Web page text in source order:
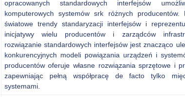
opracowanych standardowych interfejsów
komputerowych systemów srk różnych
światowe trendy standaryzacji interfejsów i
inicjatywy wielu producentów i zarządców
rozwiązanie standardowych interfejsów jest znacząco
konkurencyjnych modeli powiązania urządzeń i
producentów oferuje własne rozwiązania sprzętowe i
zapewniając pełną współpracę de facto tylko
systemami.